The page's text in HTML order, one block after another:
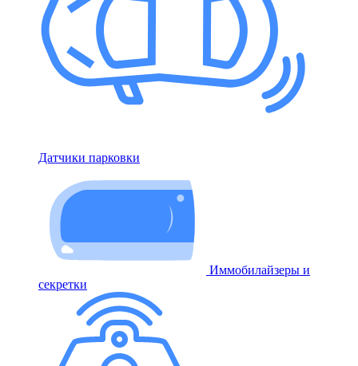
Датчики парковки
Иммобилайзеры и
секретки